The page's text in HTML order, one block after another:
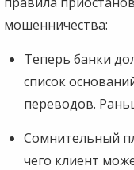
мошенничества:
Теперь банки
список
переводов.
Сомнительный
чего клиент